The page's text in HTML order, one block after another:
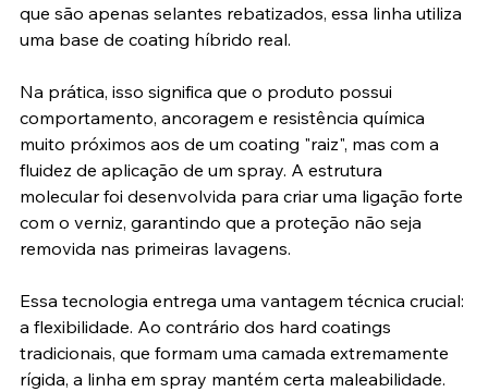
que são apenas selantes rebatizados, essa linha utiliza
uma base de coating híbrido real.
Na prática, isso significa que o produto possui
comportamento, ancoragem e resistência química
muito próximos aos de um coating "raiz", mas com a
fluidez de aplicação de um spray. A estrutura
molecular foi desenvolvida para criar uma ligação forte
com o verniz, garantindo que a proteção não seja
removida nas primeiras lavagens.
Essa tecnologia entrega uma vantagem técnica crucial:
a flexibilidade. Ao contrário dos hard coatings
tradicionais, que formam uma camada extremamente
rígida, a linha em spray mantém certa maleabilidade.